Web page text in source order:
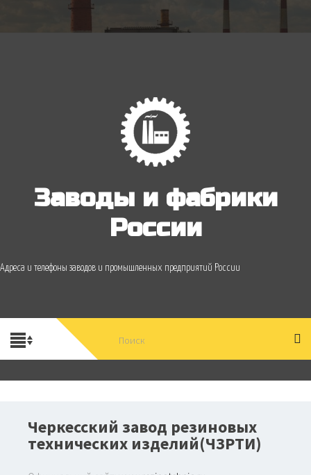
Заводы и фабрики
России
Адреса и телефоны заводов и промышленных предприятий России
Черкесский завод резиновых
технических изделий(ЧЗРТИ)